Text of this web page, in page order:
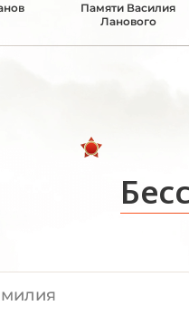
Памяти Василия
Ланового